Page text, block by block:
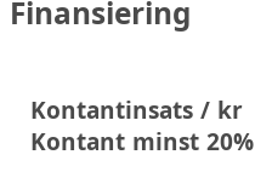
Finansiering
Kontantinsats / kr
Kontant minst 20%